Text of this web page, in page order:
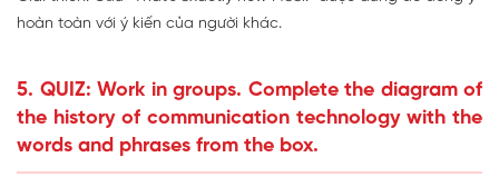
hoàn toàn với ý kiến của người khác.
5. QUIZ: Work in groups. Complete the diagram of
the history of communication technology with the
words and phrases from the box.